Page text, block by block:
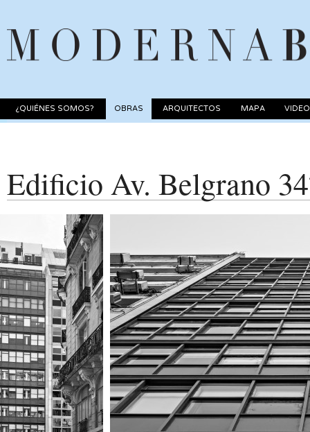
¿QUIÉNES SOMOS? OBRAS ARQUITECTOS MAPA
Edificio Av. Belgrano